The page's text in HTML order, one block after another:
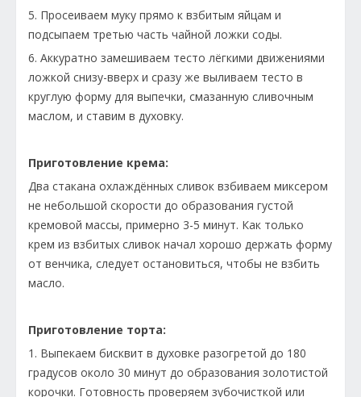
5. Просеиваем муку прямо к взбитым яйцам и
подсыпаем третью часть чайной ложки соды.
6. Аккуратно замешиваем тесто лёгкими движениями
ложкой снизу-вверх и сразу же выливаем тесто в
круглую форму для выпечки, смазанную сливочным
маслом, и ставим в духовку.
Приготовление крема:
Два стакана охлаждённых сливок взбиваем миксером
не небольшой скорости до образования густой
кремовой массы, примерно 3-5 минут. Как только
крем из взбитых сливок начал хорошо держать форму
от венчика, следует остановиться, чтобы не взбить
масло.
Приготовление торта:
1. Выпекаем бисквит в духовке разогретой до 180
градусов около 30 минут до образования золотистой
корочки. Готовность проверяем зубочисткой или